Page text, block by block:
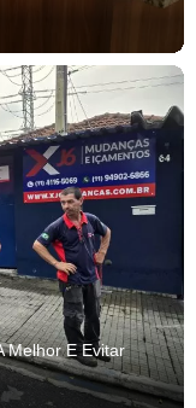
Melhor E Evitar